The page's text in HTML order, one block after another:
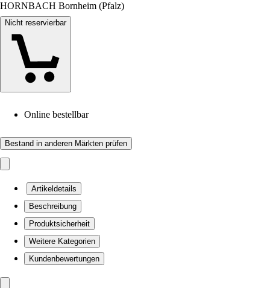
HORNBACH Bornheim (Pfalz)
Nicht reservierbar
Online bestellbar
Bestand in anderen Märkten prüfen
Artikeldetails
Beschreibung
Produktsicherheit
Weitere Kategorien
Kundenbewertungen